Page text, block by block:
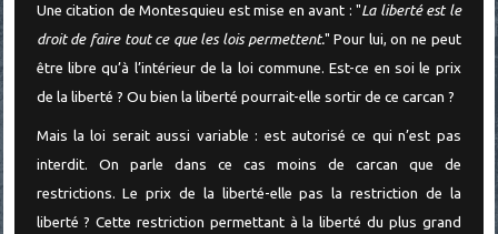
Une citation de Montesquieu est mise en avant : "La liberté est le
droit de faire tout ce que les lois permettent." Pour lui, on ne peut
être libre qu’à l’intérieur de la loi commune. Est-ce en soi le prix
de la liberté ? Ou bien la liberté pourrait-elle sortir de ce carcan ?
Mais la loi serait aussi variable : est autorisé ce qui n’est pas
interdit. On parle dans ce cas moins de carcan que de
restrictions. Le prix de la liberté-elle pas la restriction de la
liberté ? Cette restriction permettant à la liberté du plus grand